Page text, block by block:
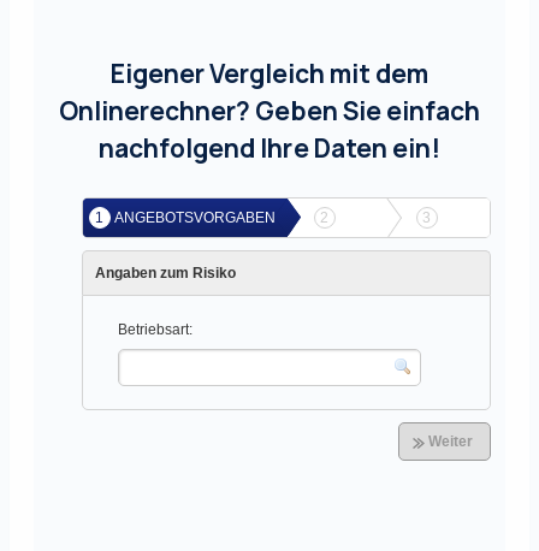
Eigener Vergleich mit dem
Onlinerechner? Geben Sie einfach
nachfolgend Ihre Daten ein!